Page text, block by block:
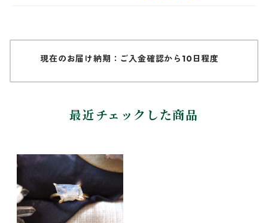
現在のお届け納期：ご入金確認から10日程度
最近チェックした商品